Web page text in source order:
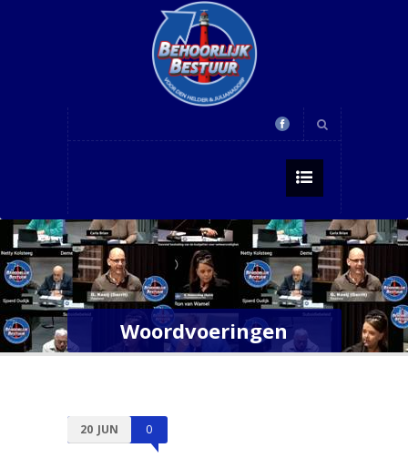
Woordvoeringen
20 JUN 0